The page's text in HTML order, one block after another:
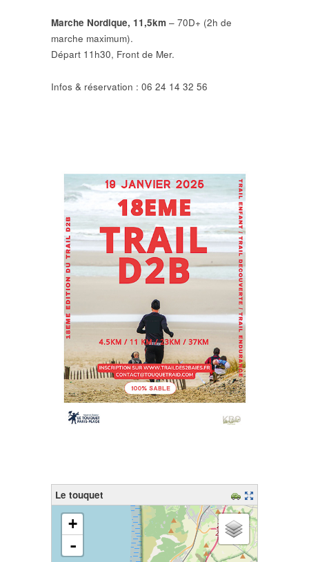
Marche Nordique, 11,5km – 70D+ (2h de
marche maximum).
Départ 11h30, Front de Mer.
Infos & réservation : 06 24 14 32 56
Le touquet
chargement de la carte - veuillez patienter...
+
-